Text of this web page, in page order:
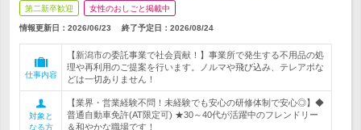
第二新卒歓迎 女性のおしごと掲載中
情報更新日：2026/06/23 終了予定日： 2026/08/24
仕事内容
【新潟市の委託事業で社会貢献！】事業所で発生する不用品の処
理や再利用のご提案を行います。ノルマや飛び込み、テレアポな
どは一切ありません！
対象と
なる方
【業界・営業経験不問！未経験でも安心の研修体制で安心◎】◆
普通自動車免許(AT限定可) ★30～40代が活躍中のフレンドリー
＆和やかな職場です！